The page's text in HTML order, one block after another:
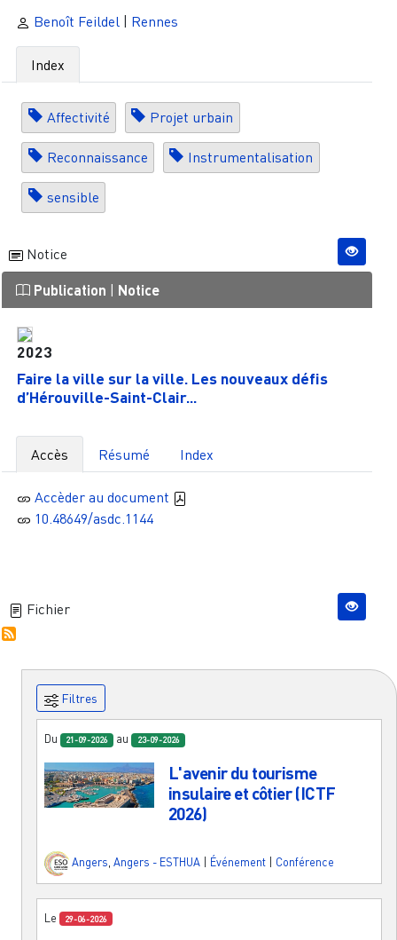
Benoît Feildel| Rennes
Index
Affectivité Projet urbain
Reconnaissance Instrumentalisation
sensible
Notice
Publication Notice
2023
Faire la ville sur la ville. Les nouveaux défis
d’Hérouville-Saint-Clair...
Accès Résumé Index
Accèder au document
10.48649/asdc.1144
Fichier
Filtres
Du 21-09-2026 au 23-09-2026
L'avenir du tourisme
insulaire et côtier (ICTF
2026)
Angers Angers - ESTHUA Événement Conférence
Le 29-06-2026